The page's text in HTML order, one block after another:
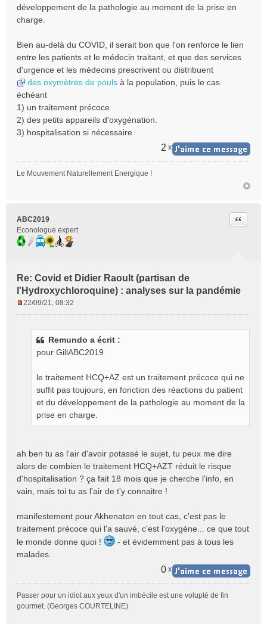
e
l
u
développement de la pathologie au moment de la prise en
charge.
Bien au-delà du COVID, il serait bon que l'on renforce le lien
entre les patients et le médecin traitant, et que des services
d'urgence et les médecins prescrivent ou distribuent
des oxymètres de pouls à la population, puis le cas
échéant
1) un traitement précoce
2) des petits appareils d'oxygénation.
3) hospitalisation si nécessaire
2 x
Le Mouvement Naturellement Energique !
ABC2019
Econologue expert
Re: Covid et Didier Raoult (partisan de
l'Hydroxychloroquine) : analyses sur la pandémie
Citer
22/09/21, 08:32
Remundo a écrit :
pour GillABC2019
le traitement HCQ+AZ est un traitement précoce qui ne
suffit pas toujours, en fonction des réactions du patient
et du développement de la pathologie au moment de la
prise en charge.
ah ben tu as l'air d'avoir potassé le sujet, tu peux me dire
alors de combien le traitement HCQ+AZT réduit le risque
d'hospitalisation ? ça fait 18 mois que je cherche l'info, en
vain, mais toi tu as l'air de t'y connaitre !
manifestement pour Akhenaton en tout cas, c'est pas le
traitement précoce qui l'a sauvé, c'est l'oxygène... ce que tout
le monde donne quoi !
- et évidemment pas à tous les
malades.
0 x
Passer pour un idiot aux yeux d'un imbécile est une volupté de fin
gourmet. (Georges COURTELINE)